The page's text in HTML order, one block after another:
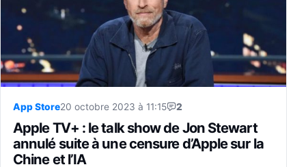
App Store20 octobre 2023 à 11:15 2
Apple TV+ : le talk show de Jon Stewart
annulé suite à une censure d’Apple sur la
Chine et l’IA